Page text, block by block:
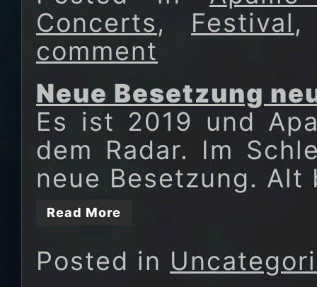
Concerts, Festival
comment
Neue Besetzung
Es ist 2019 und
dem Radar. Im
neue Besetzung.
Read More
Posted in